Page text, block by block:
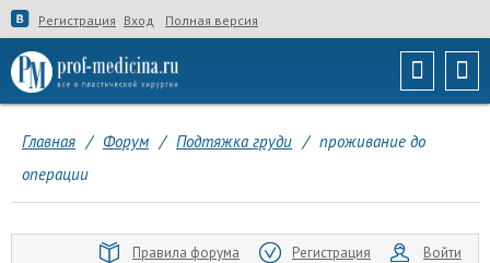
Регистрация Вход Полная версия
Главная / Форум / Подтяжка груди / проживание до
операции
Правила форума Регистрация Войти